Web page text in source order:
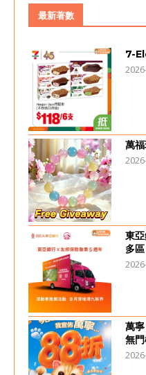
最新著數
7-
萬
東
多
萬
無